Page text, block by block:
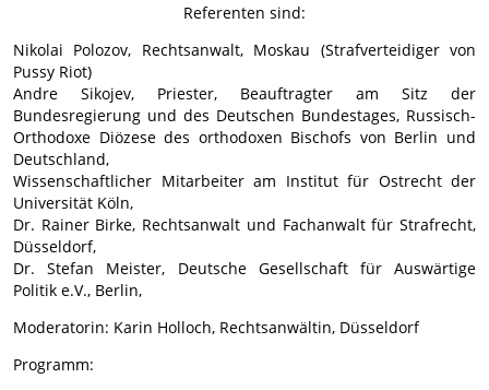
Referenten sind:
Nikolai Polozov, Rechtsanwalt, Moskau (Strafverteidiger von
Pussy Riot)
Andre Sikojev, Priester, Beauftragter am Sitz der
Bundesregierung und des Deutschen Bundestages, Russisch-
Orthodoxe Diözese des orthodoxen Bischofs von Berlin und
Deutschland,
Wissenschaftlicher Mitarbeiter am Institut für Ostrecht der
Universität Köln,
Dr. Rainer Birke, Rechtsanwalt und Fachanwalt für Strafrecht,
Düsseldorf,
Dr. Stefan Meister, Deutsche Gesellschaft für Auswärtige
Politik e.V., Berlin,
Moderatorin: Karin Holloch, Rechtsanwältin, Düsseldorf
Programm: